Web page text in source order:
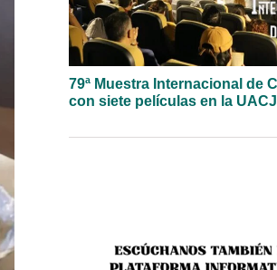
79ª Muestra Internacional de
con siete películas en la UACJ